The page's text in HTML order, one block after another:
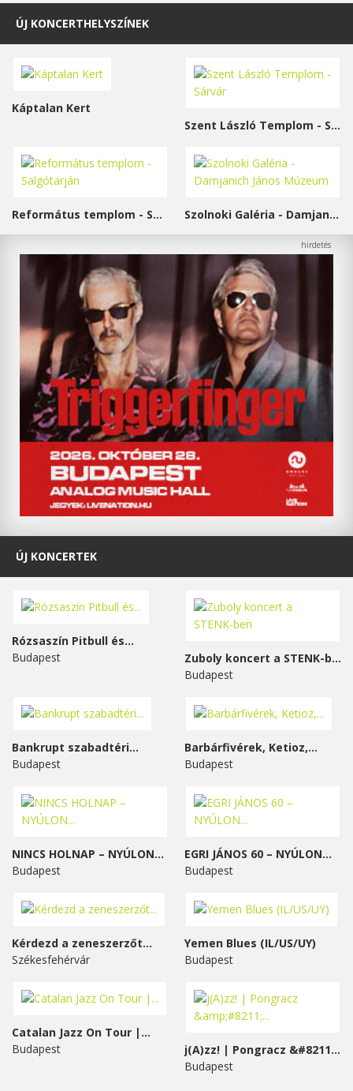
ÚJ KONCERTHELYSZÍNEK
Káptalan Kert
Szent László Templom - Sárvár
Református templom - Salgótarján Szolnoki Galéria - Damjanich János Múzeum
ÚJ KONCERTEK
Rózsaszín Pitbull és...
Budapest
Zuboly koncert a STENK-ben
Budapest
Bankrupt szabadtéri...
Budapest
Barbárfivérek, Ketioz,...
Budapest
NINCS HOLNAP – NYÚLON...
Budapest
EGRI JÁNOS 60 – NYÚLON...
Budapest
Kérdezd a zeneszerzőt...
Székesfehérvár
Yemen Blues (IL/US/UY)
Budapest
Catalan Jazz On Tour |...
Budapest
j(A)zz! | Pongracz &#8211;...
Budapest